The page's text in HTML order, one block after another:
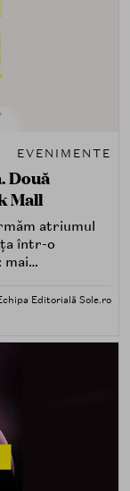
EVENIMENTE
Două
Mall
atriumul
într-o
mai
— testând,
Editorială Sole.ro